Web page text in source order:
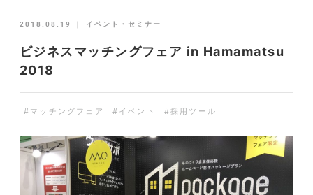
2018.08.19 ｜ イベント・セミナー
ビジネスマッチングフェア in Hamamatsu
2018
#マッチングフェア #イベント #採用ツール